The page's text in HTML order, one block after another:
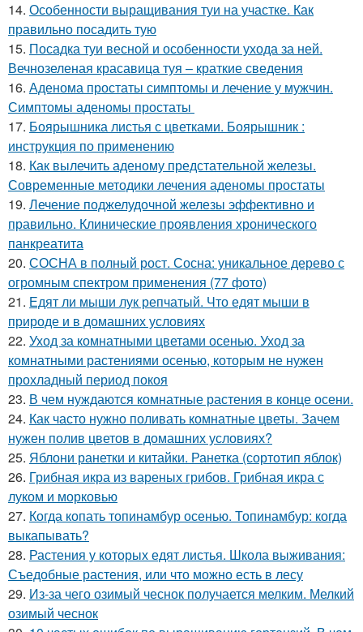
14. Особенности выращивания туи на участке. Как
правильно посадить тую
15. Посадка туи весной и особенности ухода за ней.
Вечнозеленая красавица туя – краткие сведения
16. Аденома простаты симптомы и лечение у мужчин.
Симптомы аденомы простаты
17. Боярышника листья с цветками. Боярышник :
инструкция по применению
18. Как вылечить аденому предстательной железы.
Современные методики лечения аденомы простаты
19. Лечение поджелудочной железы эффективно и
правильно. Клинические проявления хронического
панкреатита
20. СОСНА в полный рост. Сосна: уникальное дерево с
огромным спектром применения (77 фото)
21. Едят ли мыши лук репчатый. Что едят мыши в
природе и в домашних условиях
22. Уход за комнатными цветами осенью. Уход за
комнатными растениями осенью, которым не нужен
прохладный период покоя
23. В чем нуждаются комнатные растения в конце осени.
24. Как часто нужно поливать комнатные цветы. Зачем
нужен полив цветов в домашних условиях?
25. Яблони ранетки и китайки. Ранетка (сортотип яблок)
26. Грибная икра из вареных грибов. Грибная икра с
луком и морковью
27. Когда копать топинамбур осенью. Топинамбур: когда
выкапывать?
28. Растения у которых едят листья. Школа выживания:
Съедобные растения, или что можно есть в лесу
29. Из-за чего озимый чеснок получается мелким. Мелкий
озимый чеснок